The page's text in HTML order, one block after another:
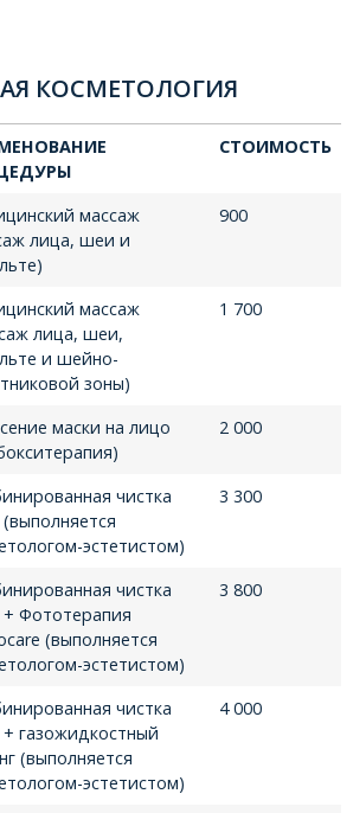
КОСМЕТОЛОГИЯ
СТОИМОСТЬ
массаж
лица, шеи и
900
массаж
лица, шеи,
и шейно-
зоны)
1 700
маски на лицо
2 000
чистка
эстетистом)
3 300
чистка
+ Фототерапия
(выполняется
эстетистом)
3 800
чистка
газожидкостный
(выполняется
эстетистом)
4 000